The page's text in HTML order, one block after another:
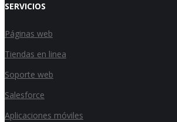
SERVICIOS
Páginas web
Tiendas en linea
Soporte web
Salesforce
Aplicaciones móviles